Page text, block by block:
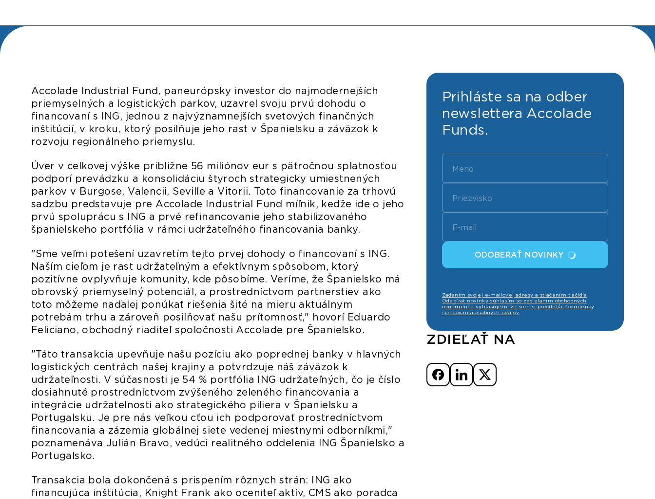
Accolade Industrial Fund, paneurópsky investor do najmodernejších
priemyselných a logistických parkov, uzavrel svoju prvú dohodu o
financovaní s ING, jednou z najvýznamnejších svetových finančných
inštitúcií, v kroku, ktorý posilňuje jeho rast v Španielsku a záväzok k
rozvoju regionálneho priemyslu.
Úver v celkovej výške približne 56 miliónov eur s päťročnou splatnosťou
podporí prevádzku a konsolidáciu štyroch strategicky umiestnených
parkov v Burgose, Valencii, Seville a Vitorii. Toto financovanie za trhovú
sadzbu predstavuje pre Accolade Industrial Fund míľnik, keďže ide o jeho
prvú spoluprácu s ING a prvé refinancovanie jeho stabilizovaného
španielskeho portfólia v rámci udržateľného financovania banky.
"Sme veľmi potešení uzavretím tejto prvej dohody o financovaní s ING.
Naším cieľom je rast udržateľným a efektívnym spôsobom, ktorý
pozitívne ovplyvňuje komunity, kde pôsobíme. Veríme, že Španielsko má
obrovský priemyselný potenciál, a prostredníctvom partnerstiev ako
toto môžeme naďalej ponúkať riešenia šité na mieru aktuálnym
potrebám trhu a zároveň posilňovať našu prítomnosť," hovorí Eduardo
Feliciano, obchodný riaditeľ spoločnosti Accolade pre Španielsko.
"Táto transakcia upevňuje našu pozíciu ako poprednej banky v hlavných
logistických centrách našej krajiny a potvrdzuje náš záväzok k
udržateľnosti. V súčasnosti je 54 % portfólia ING udržateľných, čo je číslo
dosiahnuté prostredníctvom zvýšeného zeleného financovania a
integrácie udržateľnosti ako strategického piliera v Španielsku a
Portugalsku. Je pre nás veľkou cťou ich podporovať prostredníctvom
financovania a zázemia globálnej siete vedenej miestnymi odborníkmi,"
poznamenáva Julián Bravo, vedúci realitného oddelenia ING Španielsko a
Portugalsko.
Transakcia bola dokončená s prispením rôznych strán: ING ako
financujúca inštitúcia, Knight Frank ako oceniteľ aktív, CMS ako poradca
Prihláste sa na odber
newslettera Accolade
Funds.
ODOBERAŤ NOVINKY
Zadaním svojej e-mailovej adresy a stlačením tlačidla
Odebírat novinky súhlasím so zasielaním obchodných
oznámení a vyhlasujem, že som si prečítal/a Podmienky
spracovania osobných údajov.
ZDIEĽAŤ NA